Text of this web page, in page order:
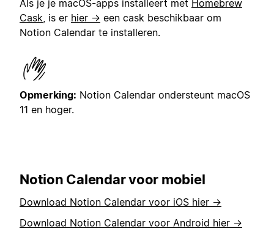
Als je je macOS-apps installeert met Homebrew
Cask, is er hier → een cask beschikbaar om
Notion Calendar te installeren.
Opmerking: Notion Calendar ondersteunt macOS
11 en hoger.
Notion Calendar voor mobiel
Download Notion Calendar voor iOS hier →
Download Notion Calendar voor Android hier →